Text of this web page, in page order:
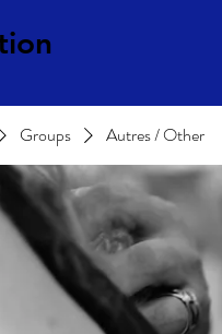
Groups Autres / Other